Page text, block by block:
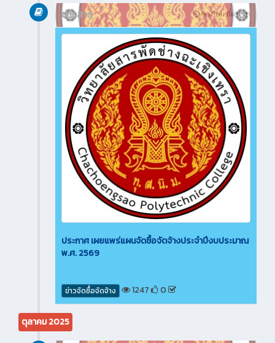
9 เดือน ที่ผ่านมา
ข่าวสาร
ประกาศ เผยแพร่แผนจัดซื้อจัดจ้างประจำปีงบประมาณ
พ.ศ. 2569
ข่าวจัดซื้อจัดจ้าง 1247 0
ตุลาคม 2025